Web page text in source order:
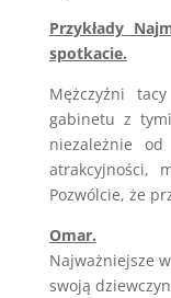
Przykłady
spotkacie.
Mężczyźni
gabinetu z
niezależnie
atrakcyjności,
Pozwólcie, że
Omar.
Najważniejsze
swoją